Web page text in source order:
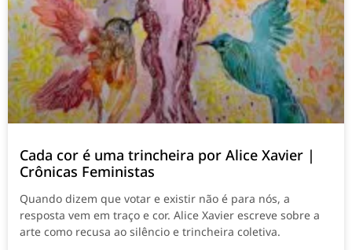
Cada cor é uma trincheira por Alice Xavier |
Crônicas Feministas
Quando dizem que votar e existir não é para nós, a
resposta vem em traço e cor. Alice Xavier escreve sobre a
arte como recusa ao silêncio e trincheira coletiva.